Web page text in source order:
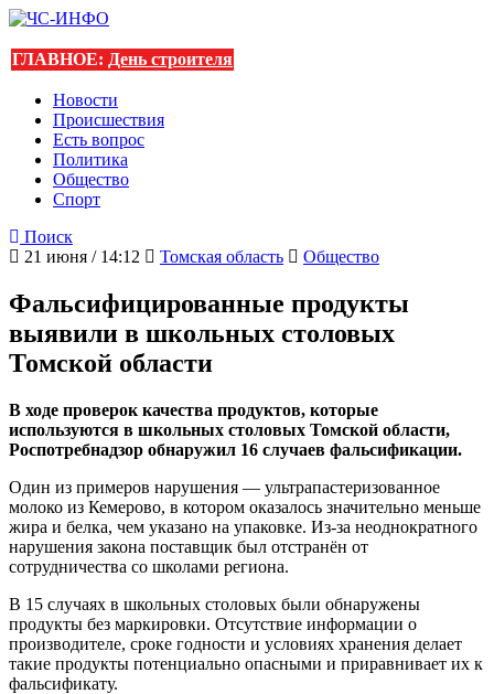
ГЛАВНОЕ: День строителя
Новости
Происшествия
Есть вопрос
Политика
Общество
Спорт
Поиск
21 июня / 14:12
Томская область Общество
Фальсифицированные продукты
выявили в школьных столовых
Томской области
В ходе проверок качества продуктов, которые
используются в школьных столовых Томской области,
Роспотребнадзор обнаружил 16 случаев фальсификации.
Один из примеров нарушения — ультрапастеризованное
молоко из Кемерово, в котором оказалось значительно меньше
жира и белка, чем указано на упаковке. Из-за неоднократного
нарушения закона поставщик был отстранён от
сотрудничества со школами региона.
В 15 случаях в школьных столовых были обнаружены
продукты без маркировки. Отсутствие информации о
производителе, сроке годности и условиях хранения делает
такие продукты потенциально опасными и приравнивает их к
фальсификату.